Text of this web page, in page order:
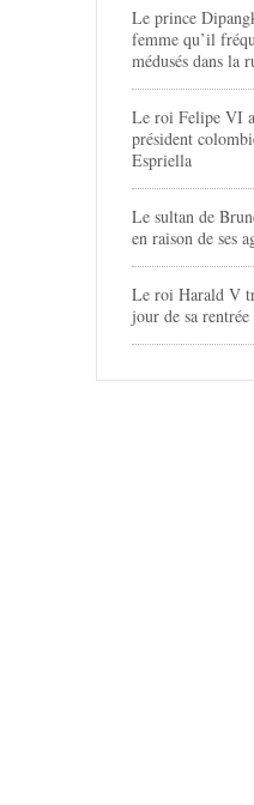
Le prince
femme qu’il
médusés dans la
Le roi Felipe VI
président
Espriella
Le sultan de
en raison de ses
Le roi Harald V
jour de sa rentrée